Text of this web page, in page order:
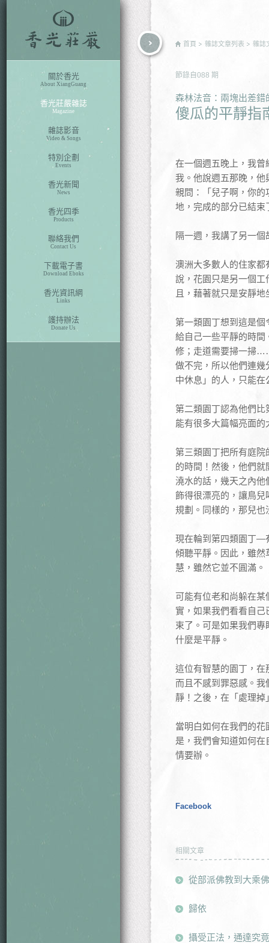
關於香光
About XiangGuang
香光莊嚴雜誌
Magazine
雜誌影音
Video & Songs
特別企劃
Events
香光新聞
News
香光四季
Products
聯絡我們
Contact Us
下載電子書
Download Eboks
香光資訊網
Links
護持辦法
Donate Us
首頁 雜誌文章列表 雜誌
節錄自 088 期
森林法音：兩塊出差錯
傻瓜的平靜指
在一個週五晚上，我
我。他說週五那晚，
親問：「兒子啊，你
地，完成的部分已結束
隔一週，我講了另一個
澳洲大多數人的住家
說，花園只是另一個
且，藉著就只是安靜
第一類園丁想到這是
給自己一些平靜的時
修；走道需要掃一掃
做不完，所以他們連
中休息」的人，只能在
第二類園丁認為他們
能有很多大篇幅亮面
第三類園丁把所有庭
的時間！然後，他們
澆水的話，幾天之內
飾得很漂亮的，讓鳥
規劃。同樣的，那兒也
現在輪到第四類園丁—
傾聽平靜。因此，雖
慧，雖然它並不圓滿。
可能有位老和尚躲在
實，如果我們看看自
束了。可是如果我們
什麼是平靜。
這位有智慧的園丁，
而且不感到罪惡感。
靜！之後，在「處理
當明白如何在我們的
是，我們會知道如何
情要辦。
Facebook
相關文章
從部派佛教到大乘
歸依
攝受正法，通達究